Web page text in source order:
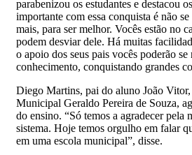
parabenizou os estudantes e destacou
importante com essa conquista é não
mais, para ser melhor. Vocês estão no
podem desviar dele. Há muitas
o apoio dos seus pais vocês poderão
conhecimento, conquistando grandes
Diego Martins, pai do aluno João Vitor,
Municipal Geraldo Pereira de Souza,
do ensino. “Só temos a agradecer pela
sistema. Hoje temos orgulho em falar
em uma escola municipal”, disse.